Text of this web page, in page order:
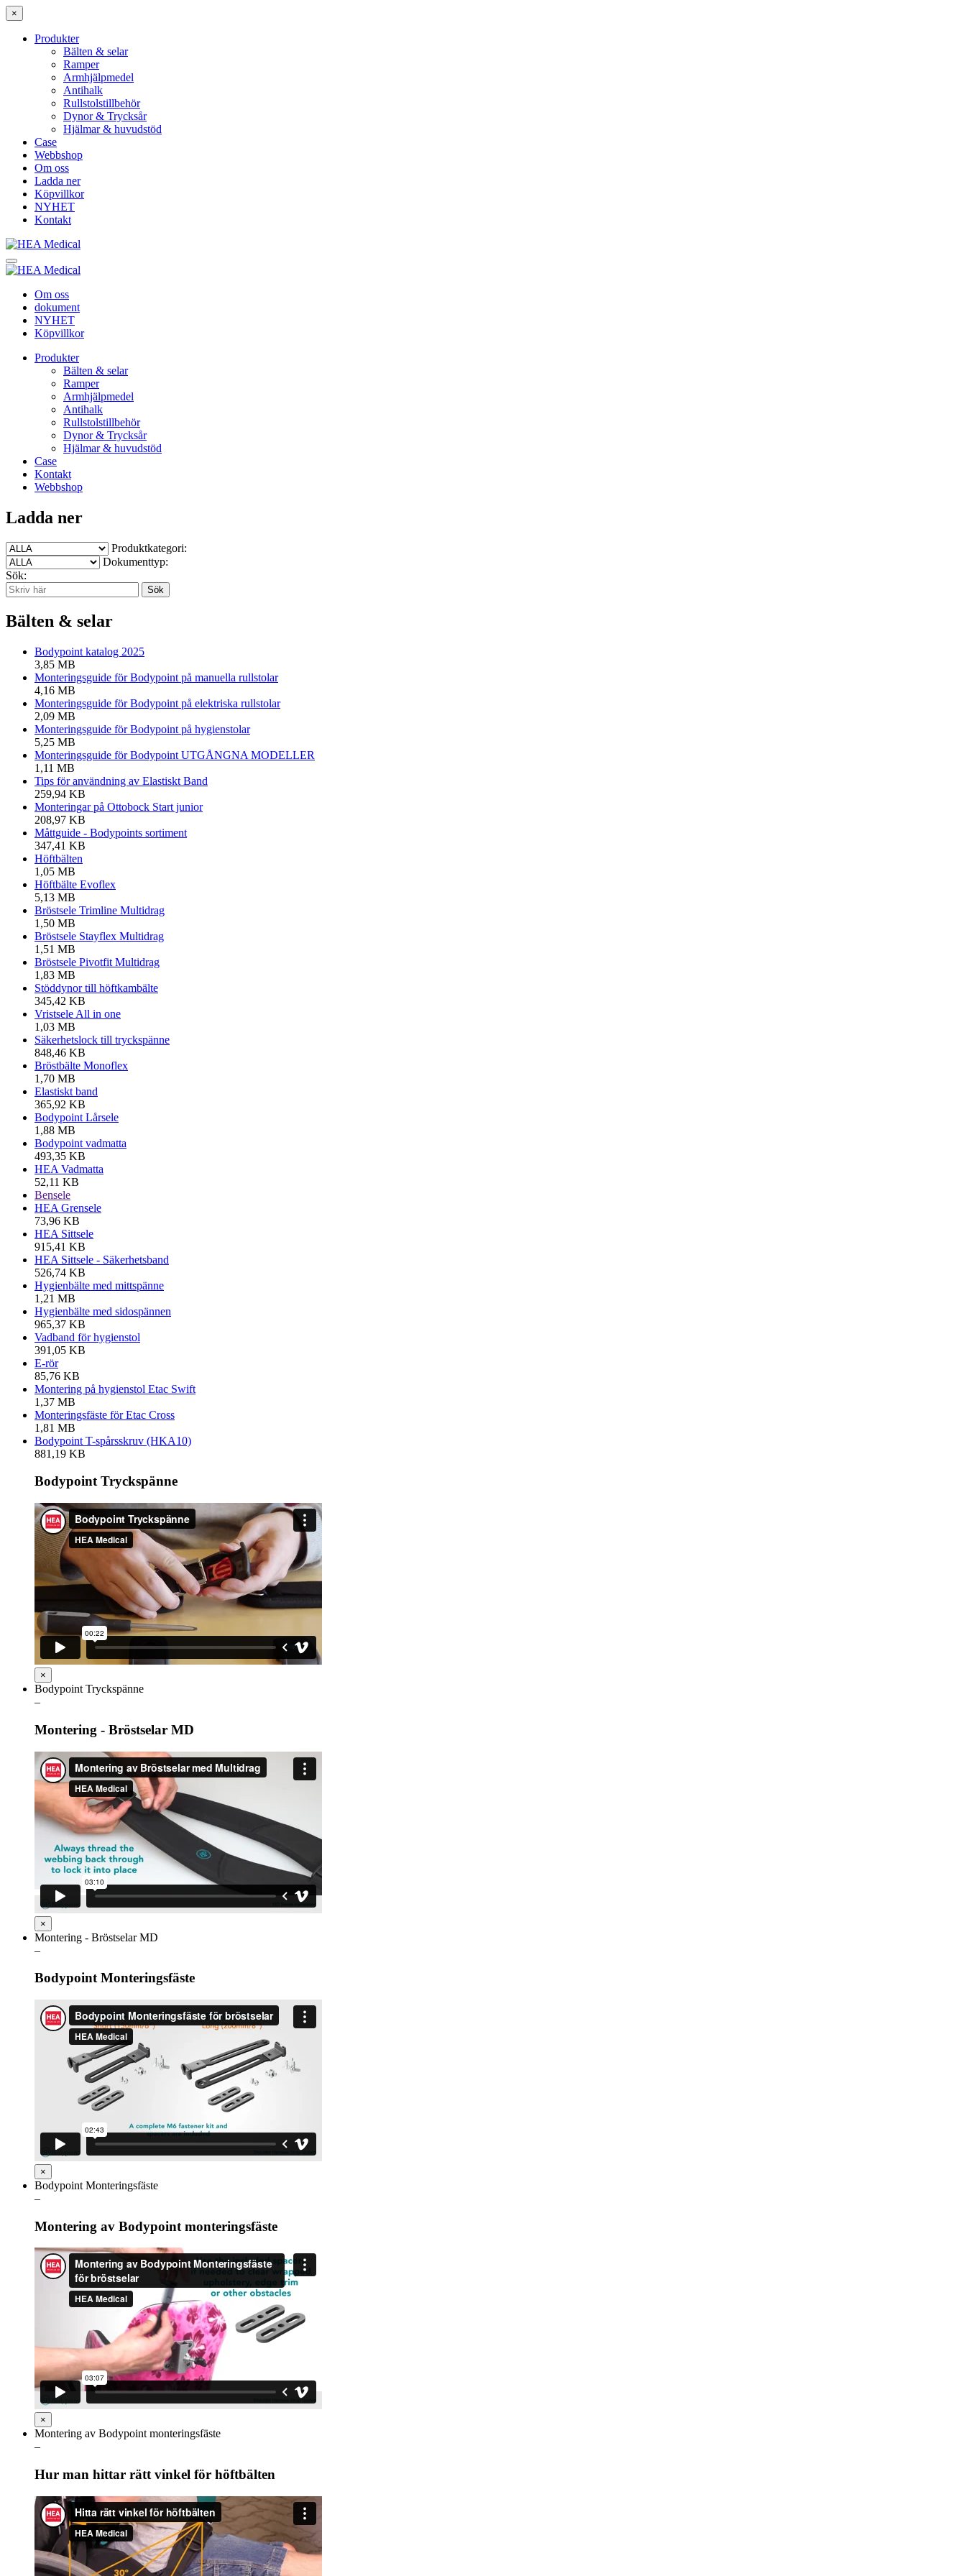
×
Produkter
Bälten & selar
Ramper
Armhjälpmedel
Antihalk
Rullstolstillbehör
Dynor & Trycksår
Hjälmar & huvudstöd
Case
Webbshop
Om oss
Ladda ner
Köpvillkor
NYHET
Kontakt
Om oss
dokument
NYHET
Köpvillkor
Produkter
Bälten & selar
Ramper
Armhjälpmedel
Antihalk
Rullstolstillbehör
Dynor & Trycksår
Hjälmar & huvudstöd
Case
Kontakt
Webbshop
Ladda ner
Produktkategori:
Dokumenttyp:
Sök:
Bälten & selar
Bodypoint katalog 2025
3,85 MB
Monteringsguide för Bodypoint på manuella rullstolar
4,16 MB
Monteringsguide för Bodypoint på elektriska rullstolar
2,09 MB
Monteringsguide för Bodypoint på hygienstolar
5,25 MB
Monteringsguide för Bodypoint UTGÅNGNA MODELLER
1,11 MB
Tips för användning av Elastiskt Band
259,94 KB
Monteringar på Ottobock Start junior
208,97 KB
Måttguide - Bodypoints sortiment
347,41 KB
Höftbälten
1,05 MB
Höftbälte Evoflex
5,13 MB
Bröstsele Trimline Multidrag
1,50 MB
Bröstsele Stayflex Multidrag
1,51 MB
Bröstsele Pivotfit Multidrag
1,83 MB
Stöddynor till höftkambälte
345,42 KB
Vristsele All in one
1,03 MB
Säkerhetslock till tryckspänne
848,46 KB
Bröstbälte Monoflex
1,70 MB
Elastiskt band
365,92 KB
Bodypoint Lårsele
1,88 MB
Bodypoint vadmatta
493,35 KB
HEA Vadmatta
52,11 KB
Bensele
HEA Grensele
73,96 KB
HEA Sittsele
915,41 KB
HEA Sittsele - Säkerhetsband
526,74 KB
Hygienbälte med mittspänne
1,21 MB
Hygienbälte med sidospännen
965,37 KB
Vadband för hygienstol
391,05 KB
E-rör
85,76 KB
Montering på hygienstol Etac Swift
1,37 MB
Monteringsfäste för Etac Cross
1,81 MB
Bodypoint T-spårsskruv (HKA10)
881,19 KB
Bodypoint Tryckspänne
×
Bodypoint Tryckspänne
–
Montering - Bröstselar MD
×
Montering - Bröstselar MD
–
Bodypoint Monteringsfäste
×
Bodypoint Monteringsfäste
–
Montering av Bodypoint monteringsfäste
×
Montering av Bodypoint monteringsfäste
–
Hur man hittar rätt vinkel för höftbälten